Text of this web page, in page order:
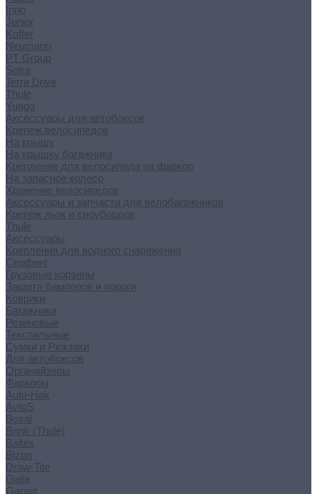
Inno
Junior
Koffer
Neumann
PT Group
Sotra
Terra Drive
Thule
Yuago
Аксессуары для автобоксов
Крепеж велосипедов
На крышу
На крышку багажника
Крепление для велосипеда на фаркоп
На запасное колесо
Хранение велосипедов
Аксессуары и запчасти для велобагажников
Крепеж лыж и сноубордов
Thule
Аксессуары
Крепления для водного снаряжения
Серфинг
Грузовые корзины
Защита бамперов и пороги
Коврики
Багажника
Резиновые
Текстильные
Сумки и Рюкзаки
Для автобоксов
Органайзеры
Фаркопы
Auto-Hak
AvtoS
Bosal
Brink (Thule)
Baltex
Bizon
Draw-Tite
Galia
Garant